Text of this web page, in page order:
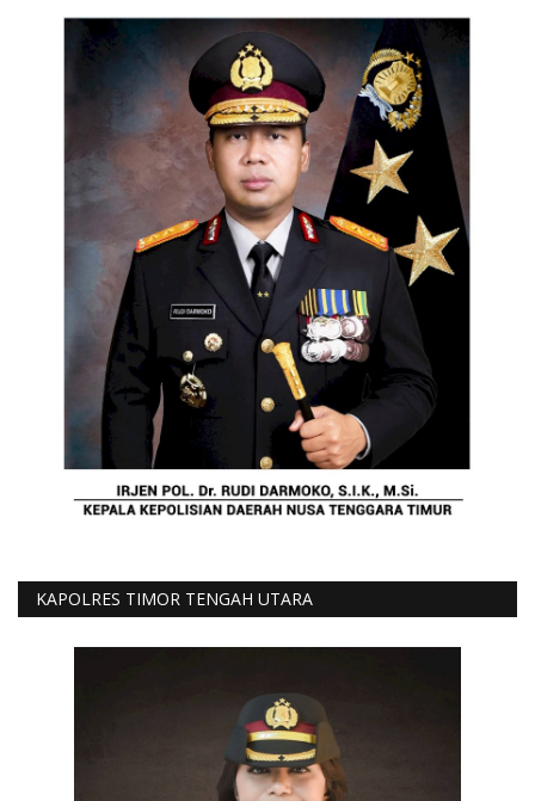
KAPOLRES TIMOR TENGAH UTARA